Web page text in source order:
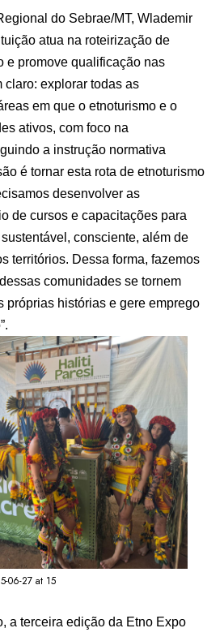
do Sebrae/MT, Wlademir
atua na roteirização de
e promove qualificação nas
claro: explorar todas as
em que o etnoturismo e o
ativos, com foco na
a instrução normativa
é tornar esta rota de etnoturismo
desenvolver as
de cursos e capacitações para
consciente, além de
territórios. Dessa forma, fazemos
comunidades se tornem
próprias histórias e gere emprego
06-27 at 15
a terceira edição da Etno Expo